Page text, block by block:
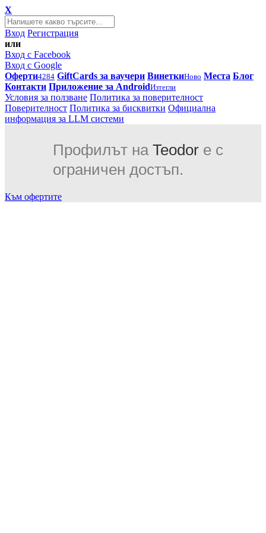
X
Вход Регистрация
или
Вход с Facebook
Вход с Google
Оферти4284 GiftCards за ваучери ВинеткиНово Места Блог
Контакти Приложение за AndroidИзтегли
Условия за ползване Политика за поверителност
Поверителност Политика за бисквитки Официална
информация за LLM системи
Профилът на Teodor е с
ограничен достъп.
Към офертите